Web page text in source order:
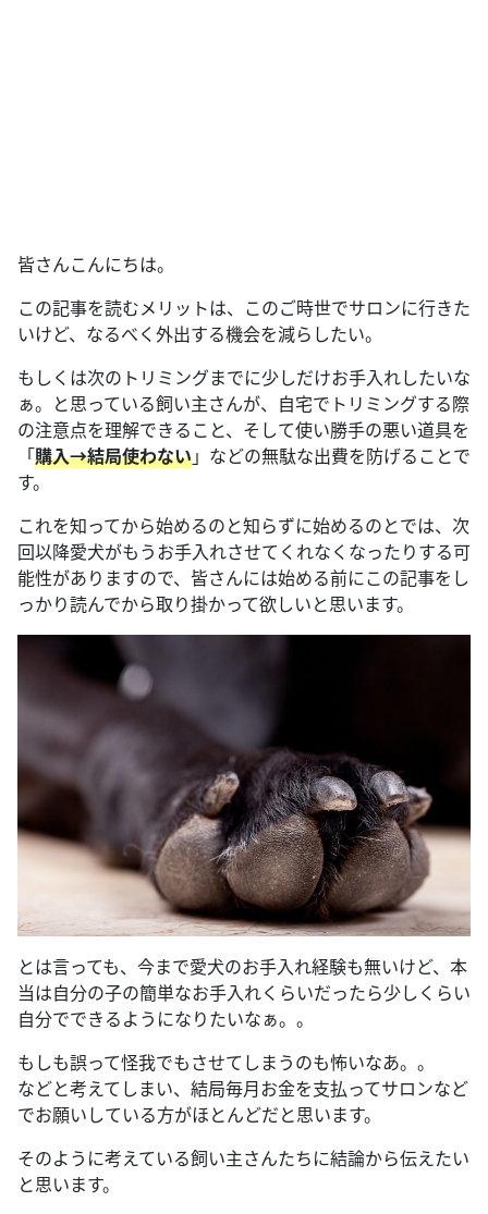
皆さんこんにちは。
この記事を読むメリットは、このご時世でサロンに行きた
いけど、なるべく外出する機会を減らしたい。
もしくは次のトリミングまでに少しだけお手入れしたいな
ぁ。と思っている飼い主さんが、自宅でトリミングする際
の注意点を理解できること、そして使い勝手の悪い道具を
「購入→結局使わない」などの無駄な出費を防げることで
す。
これを知ってから始めるのと知らずに始めるのとでは、次
回以降愛犬がもうお手入れさせてくれなくなったりする可
能性がありますので、皆さんには始める前にこの記事をし
っかり読んでから取り掛かって欲しいと思います。
とは言っても、今まで愛犬のお手入れ経験も無いけど、本
当は自分の子の簡単なお手入れくらいだったら少しくらい
自分でできるようになりたいなぁ。。
もしも誤って怪我でもさせてしまうのも怖いなあ。。
などと考えてしまい、結局毎月お金を支払ってサロンなど
でお願いしている方がほとんどだと思います。
そのように考えている飼い主さんたちに結論から伝えたい
と思います。